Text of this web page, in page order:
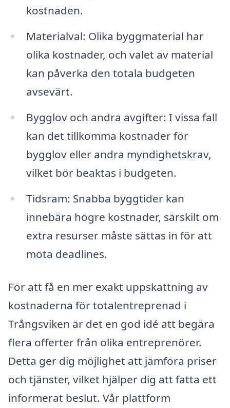
kostnaden.
Materialval: Olika byggmaterial har
olika kostnader, och valet av material
kan påverka den totala budgeten
avsevärt.
Bygglov och andra avgifter: I vissa fall
kan det tillkomma kostnader för
bygglov eller andra myndighetskrav,
vilket bör beaktas i budgeten.
Tidsram: Snabba byggtider kan
innebära högre kostnader, särskilt om
extra resurser måste sättas in för att
möta deadlines.
För att få en mer exakt uppskattning av
kostnaderna för totalentreprenad i
Trångsviken är det en god idé att begära
flera offerter från olika entreprenörer.
Detta ger dig möjlighet att jämföra priser
och tjänster, vilket hjälper dig att fatta ett
informerat beslut. Vår plattform